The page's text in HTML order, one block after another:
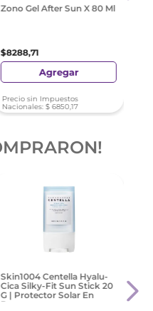
Zono Gel After Sun X 80 Ml
$8288,71
Agregar
Precio sin Impuestos
Nacionales: $ 6850,17
Skin1004 Centella Hyalu-
Cica Silky-Fit Sun Stick 20
G | Protector Solar En
Barra